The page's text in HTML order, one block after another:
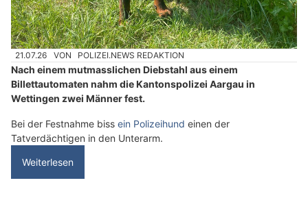
21.07.26 VON POLIZEI.NEWS REDAKTION
Nach einem mutmasslichen Diebstahl aus einem
Billettautomaten nahm die Kantonspolizei Aargau in
Wettingen zwei Männer fest.
Bei der Festnahme biss ein Polizeihund einen der
Tatverdächtigen in den Unterarm.
Weiterlesen